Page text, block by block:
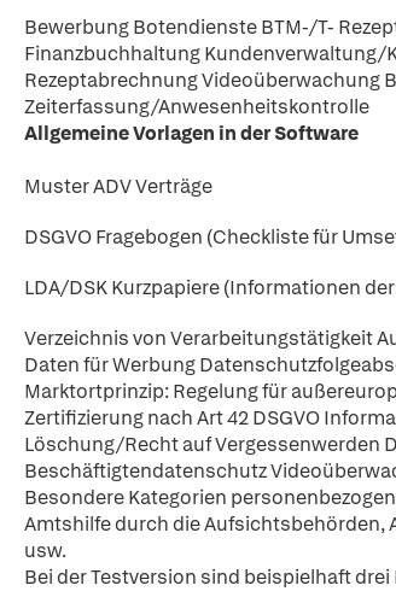
Bewerbung Botendienste BTM-/T-
Finanzbuchhaltung
Rezeptabrechnung Videoüberwachung
Zeiterfassung/Anwesenheitskontrolle
Allgemeine Vorlagen in der Software
Muster ADV Verträge
DSGVO Fragebogen (Checkliste für
LDA/DSK Kurzpapiere (Informationen
Verzeichnis von Verarbeitungstätigkeit
Daten für Werbung
Marktortprinzip: Regelung für
Zertifizierung nach Art 42 DSGVO
Löschung/Recht auf Vergessenwerden
Beschäftigtendatenschutz
Besondere Kategorien
Amtshilfe durch die Aufsichtsbehörden,
usw.
Bei der Testversion sind beispielhaft